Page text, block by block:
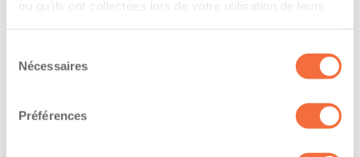
ou qu'ils ont collectées lors de votre utilisation de leurs
Nécessaires
Préférences
Has a vehicle registered in the following
province: